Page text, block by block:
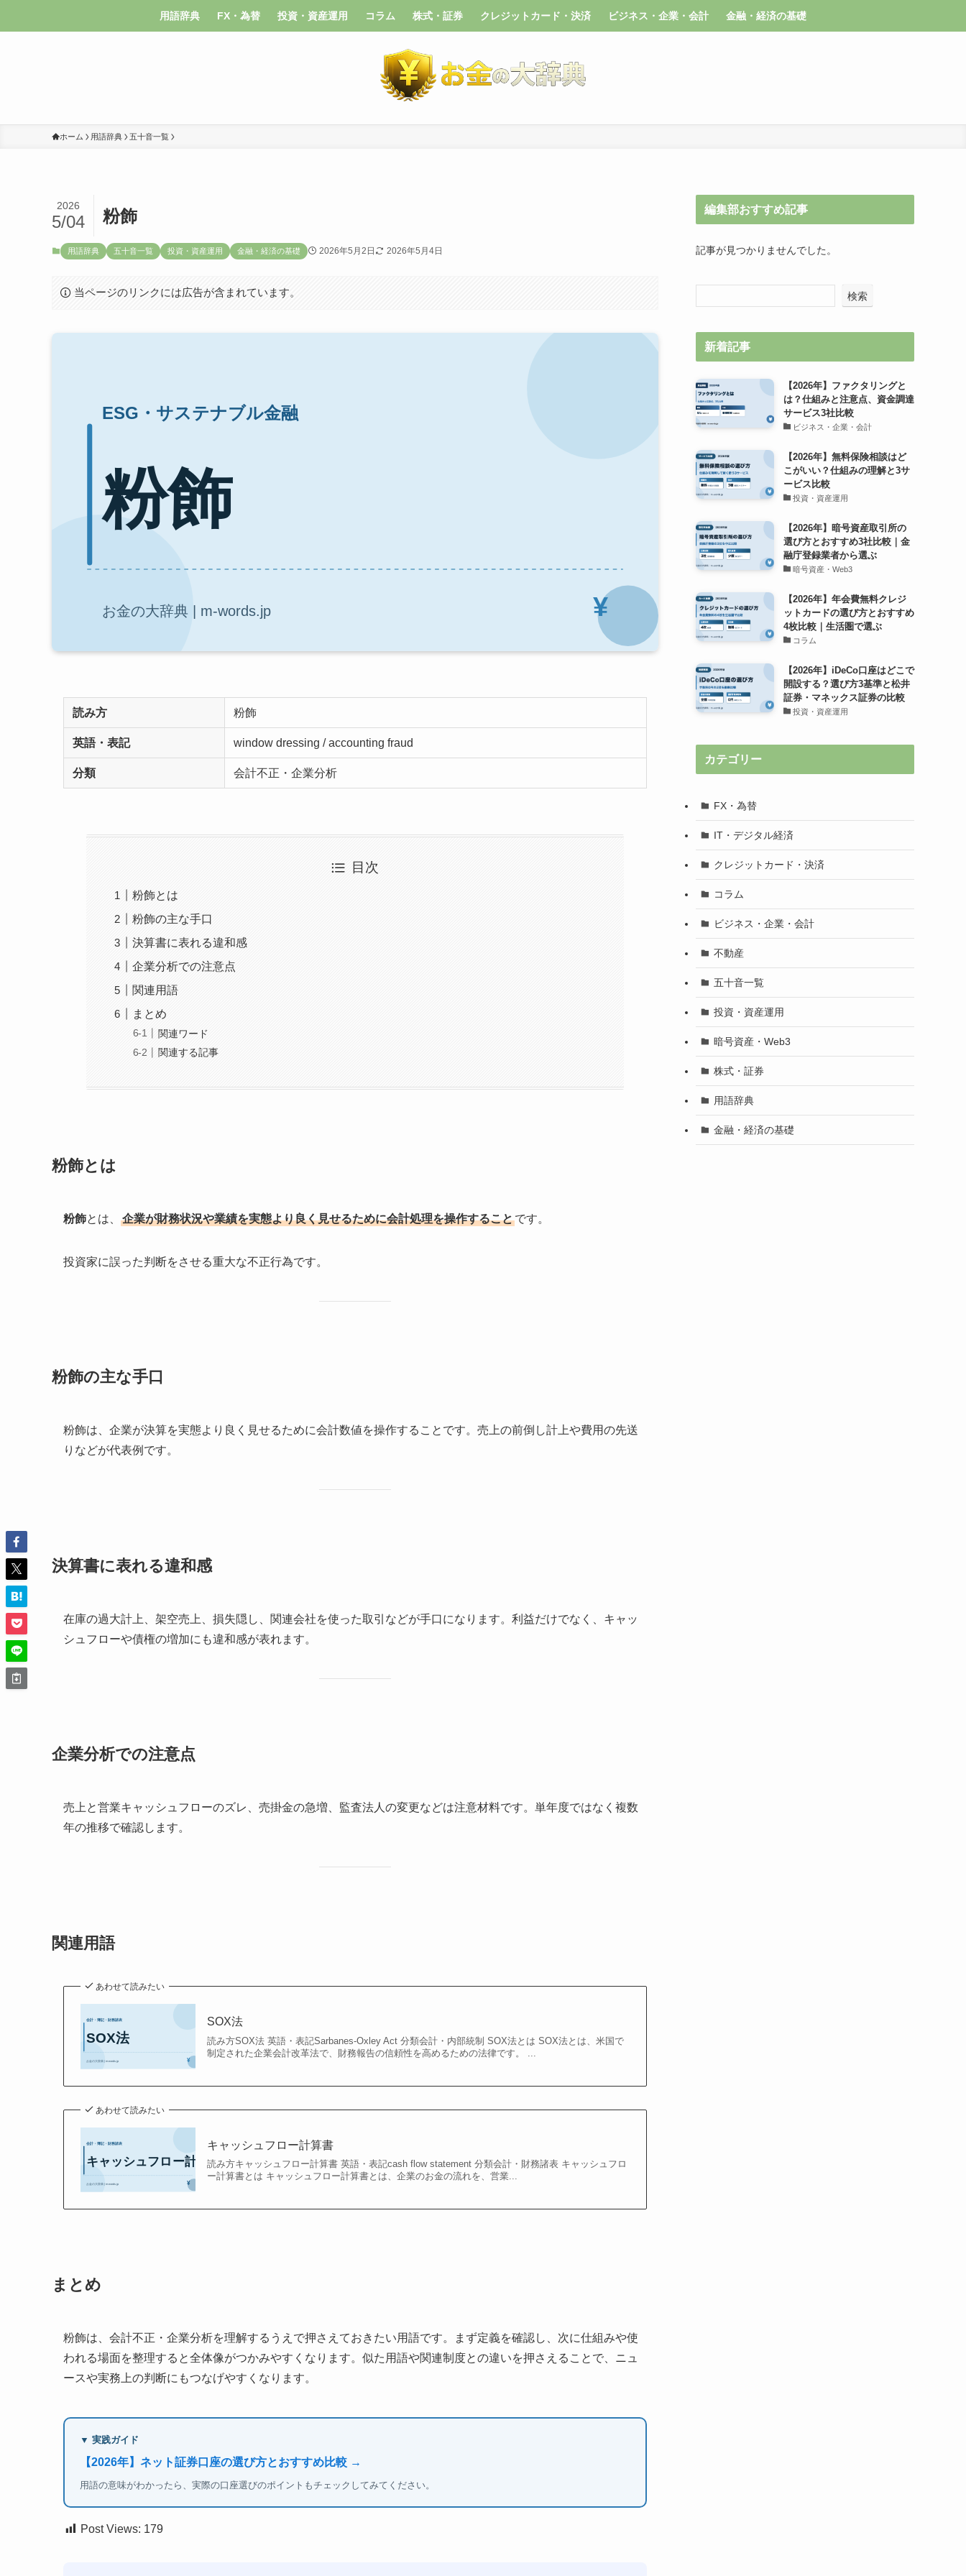
用語辞典 FX・為替 投資・資産運用 コラム 株式・証券 クレジットカード・決済 ビジネス・企業・会計 金融・経済の基礎
ホーム 用語辞典 五十音一覧
粉飾
2026
5/04
用語辞典 五十音一覧 投資・資産運用 金融・経済の基礎 2026年5月2日 2026年5月4日
当ページのリンクには広告が含まれています。
読み方 粉飾
英語・表記 window dressing / accounting fraud
分類 会計不正・企業分析
目次
粉飾とは
粉飾の主な手口
決算書に表れる違和感
企業分析での注意点
関連用語
まとめ
関連ワード
関連する記事
粉飾とは
粉飾とは、 企業が財務状況や業績を実態より良く見せるために会計処理を操作することです。
投資家に誤った判断をさせる重大な不正行為です。
粉飾の主な手口
粉飾は、企業が決算を実態より良く見せるために会計数値を操作することです。売上の前倒し計上や費用の先送
りなどが代表例です。
決算書に表れる違和感
在庫の過大計上、架空売上、損失隠し、関連会社を使った取引などが手口になります。利益だけでなく、キャッ
シュフローや債権の増加にも違和感が表れます。
企業分析での注意点
売上と営業キャッシュフローのズレ、売掛金の急増、監査法人の変更などは注意材料です。単年度ではなく複数
年の推移で確認します。
関連用語
あわせて読みたい
SOX法
読み方SOX法 英語・表記Sarbanes-Oxley Act 分類会計・内部統制 SOX法とは SOX法とは、米国で
制定された企業会計改革法で、財務報告の信頼性を高めるための法律です。 ...
あわせて読みたい
キャッシュフロー計算書
読み方キャッシュフロー計算書 英語・表記cash flow statement 分類会計・財務諸表 キャッシュフロ
ー計算書とは キャッシュフロー計算書とは、企業のお金の流れを、営業...
まとめ
粉飾は、会計不正・企業分析を理解するうえで押さえておきたい用語です。まず定義を確認し、次に仕組みや使
われる場面を整理すると全体像がつかみやすくなります。似た用語や関連制度との違いを押さえることで、ニュ
ースや実務上の判断にもつなげやすくなります。
▼ 実践ガイド
【2026年】ネット証券口座の選び方とおすすめ比較 →
用語の意味がわかったら、実際の口座選びのポイントもチェックしてみてください。
Post Views: 179
編集部おすすめ記事
記事が見つかりませんでした。
検索
新着記事
【2026年】ファクタリングと
は？仕組みと注意点、資金調達
サービス3社比較
ビジネス・企業・会計
【2026年】無料保険相談はど
こがいい？仕組みの理解と3サ
ービス比較
投資・資産運用
【2026年】暗号資産取引所の
選び方とおすすめ3社比較｜金
融庁登録業者から選ぶ
暗号資産・Web3
【2026年】年会費無料クレジ
ットカードの選び方とおすすめ
4枚比較｜生活圏で選ぶ
コラム
【2026年】iDeCo口座はどこで
開設する？選び方3基準と松井
証券・マネックス証券の比較
投資・資産運用
カテゴリー
FX・為替
IT・デジタル経済
クレジットカード・決済
コラム
ビジネス・企業・会計
不動産
五十音一覧
投資・資産運用
暗号資産・Web3
株式・証券
用語辞典
金融・経済の基礎